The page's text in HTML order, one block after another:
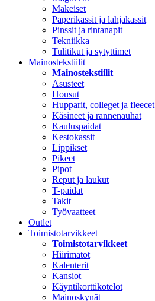
Makeiset
Paperikassit ja lahjakassit
Pinssit ja rintanapit
Tekniikka
Tulitikut ja sytyttimet
Mainostekstiilit
Mainostekstiilit
Asusteet
Housut
Hupparit, colleget ja fleecet
Käsineet ja rannenauhat
Kauluspaidat
Kestokassit
Lippikset
Pikeet
Pipot
Reput ja laukut
T-paidat
Takit
Työvaatteet
Outlet
Toimistotarvikkeet
Toimistotarvikkeet
Hiirimatot
Kalenterit
Kansiot
Käyntikorttikotelot
Mainoskynät